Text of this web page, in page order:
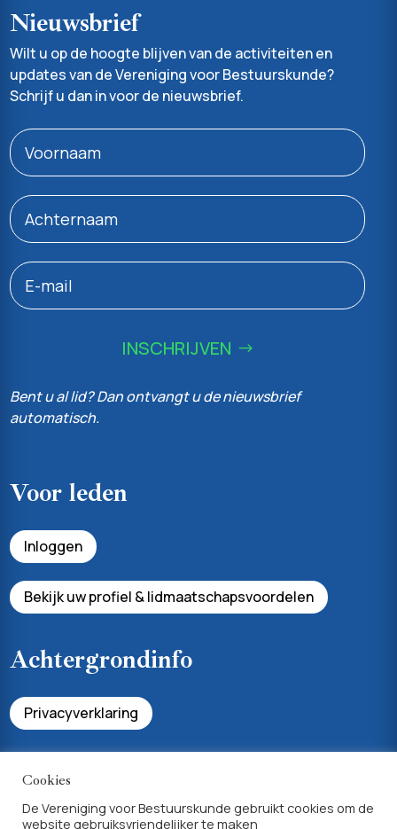
Nieuwsbrief
Wilt u op de hoogte blijven van de activiteiten en
updates van de Vereniging voor Bestuurskunde?
Schrijf u dan in voor de nieuwsbrief.
INSCHRIJVEN
Bent u al lid? Dan ontvangt u de nieuwsbrief
automatisch.
Voor leden
Inloggen
Bekijk uw profiel & lidmaatschapsvoordelen
Achtergrondinfo
Privacyverklaring
Algemene voorwaarden lidmaatschap
Cookies
De Vereniging voor Bestuurskunde gebruikt cookies om de
website gebruiksvriendelijker te maken